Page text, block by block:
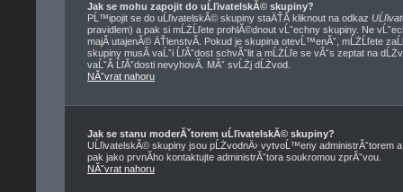
Jak se mohu zapojit do uĹľivatelskĂ© skupiny?
PĹ™ipojit se do uĹľivatelskĂ© skupiny staÄŤĂ­ kliknout na odkaz
pravidlem) a pak si mĹŻĹľete prohlĂ©dnout vĹˇechny skupiny. Ne
majĂ­ utajenĂ© ÄŤlenstvĂ­. Pokud je skupina otevĹ™enĂˇ, mĹŻĹľete
skupiny musĂ­ vaĹˇi ĹľĂˇdost schvĂˇlit a mĹŻĹľe se vĂˇs zeptat na
vaĹˇĂ­ ĹľĂˇdosti nevyhovĂ­. MĂˇ svĹŻj dĹŻvod.
NĂˇvrat nahoru
Jak se stanu moderĂˇtorem uĹľivatelskĂ© skupiny?
UĹľivatelskĂ© skupiny jsou pĹŻvodnÄ› vytvoĹ™eny administrĂˇtorem
pak jako prvnĂ­ho kontaktujte administrĂˇtora soukromou zprĂˇvou.
NĂˇvrat nahoru